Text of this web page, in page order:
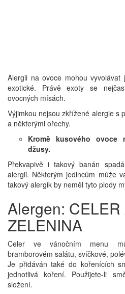
Alergii na ovoce mohou
exotické. Právě exoty se
ovocných mísách.
Výjimkou nejsou zkřížené alergie s
a některými ořechy.
Kromě kusového ovoce
džusy.
Překvapivě i takový banán
alergii. Některým jedincům může
takový alergik by neměl tyto plody
Alergen:
ZELENINA
Celer ve vánočním menu
bramborovém salátu, svíčkové,
Je přidáván také do kořenících
jednotlivá koření. Použijete-li
složení.